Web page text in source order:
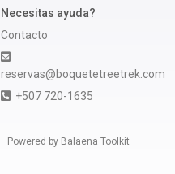
Necesitas ayuda?
Contacto
reservas@boquetetreetrek.com
+507 720-1635
Powered by Balaena Toolkit